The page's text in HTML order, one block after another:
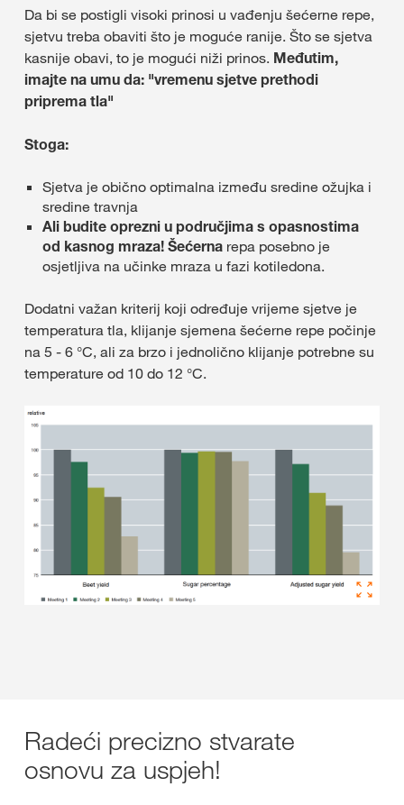
Da bi se postigli visoki prinosi u vađenju šećerne repe,
sjetvu treba obaviti što je moguće ranije. Što se sjetva
kasnije obavi, to je mogući niži prinos. Međutim,
imajte na umu da: "vremenu sjetve prethodi
priprema tla"
Stoga:
Sjetva je obično optimalna između sredine ožujka i
sredine travnja
Ali budite oprezni u područjima s opasnostima
od kasnog mraza! Šećerna repa posebno je
osjetljiva na učinke mraza u fazi kotiledona.
Dodatni važan kriterij koji određuje vrijeme sjetve je
temperatura tla, klijanje sjemena šećerne repe počinje
na 5 - 6 °C, ali za brzo i jednolično klijanje potrebne su
temperature od 10 do 12 °C.
Radeći precizno stvarate
osnovu za uspjeh!